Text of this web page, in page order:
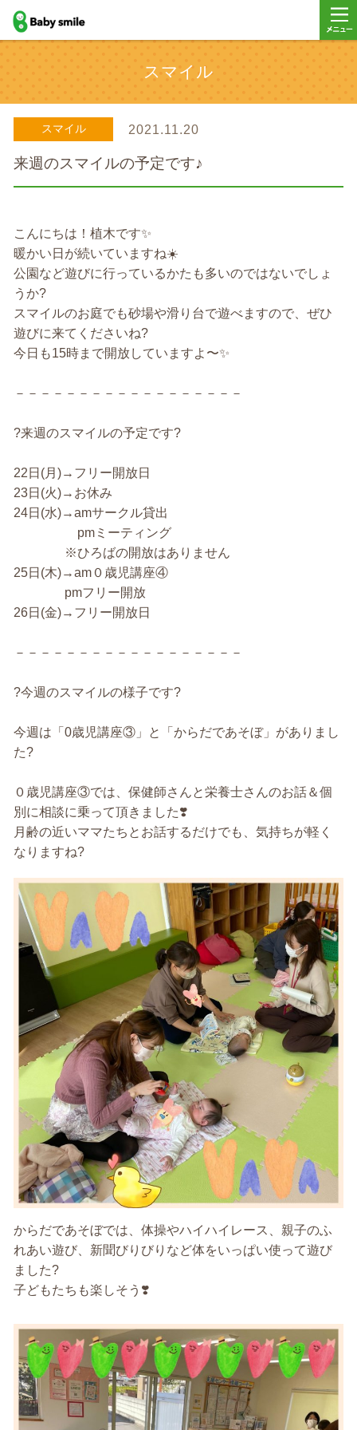
baby smile
スマイル
スマイル 2021.11.20
来週のスマイルの予定です♪
こんにちは！植木です✨
暖かい日が続いていますね☀️
公園など遊びに行っているかたも多いのではないでしょ
うか?
スマイルのお庭でも砂場や滑り台で遊べますので、ぜひ
遊びに来てくださいね?
今日も15時まで開放していますよ〜✨
－－－－－－－－－－－－－－－－－－
?来週のスマイルの予定です?
22日(月)→フリー開放日
23日(火)→お休み
24日(水)→amサークル貸出
pmミーティング
※ひろばの開放はありません
25日(木)→am０歳児講座④
pmフリー開放
26日(金)→フリー開放日
－－－－－－－－－－－－－－－－－－
?今週のスマイルの様子です?
今週は「0歳児講座③」と「からだであそぼ」がありまし
た?
０歳児講座③では、保健師さんと栄養士さんのお話＆個
別に相談に乗って頂きました❣️
月齢の近いママたちとお話するだけでも、気持ちが軽く
なりますね?
からだであそぼでは、体操やハイハイレース、親子のふ
れあい遊び、新聞びりびりなど体をいっぱい使って遊び
ました?
子どもたちも楽しそう❣️